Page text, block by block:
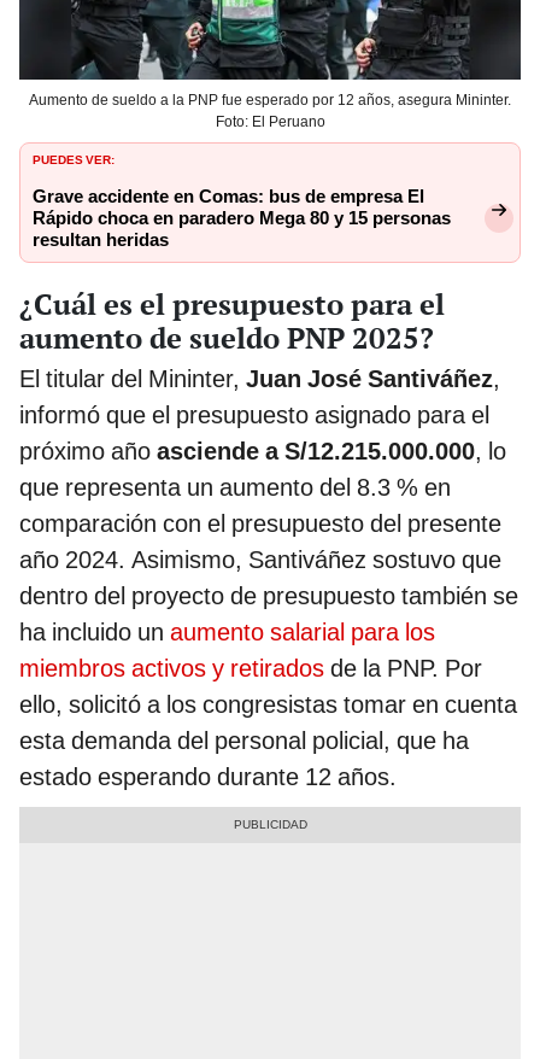
Aumento de sueldo a la PNP fue esperado por 12 años, asegura Mininter.
Foto: El Peruano
PUEDES VER:
Grave accidente en Comas: bus de empresa El
Rápido choca en paradero Mega 80 y 15 personas
resultan heridas
¿Cuál es el presupuesto para el
aumento de sueldo PNP 2025?
El titular del Mininter, Juan José Santiváñez,
informó que el presupuesto asignado para el
próximo año asciende a S/12.215.000.000, lo
que representa un aumento del 8.3 % en
comparación con el presupuesto del presente
año 2024. Asimismo, Santiváñez sostuvo que
dentro del proyecto de presupuesto también se
ha incluido un aumento salarial para los
miembros activos y retirados de la PNP. Por
ello, solicitó a los congresistas tomar en cuenta
esta demanda del personal policial, que ha
estado esperando durante 12 años.